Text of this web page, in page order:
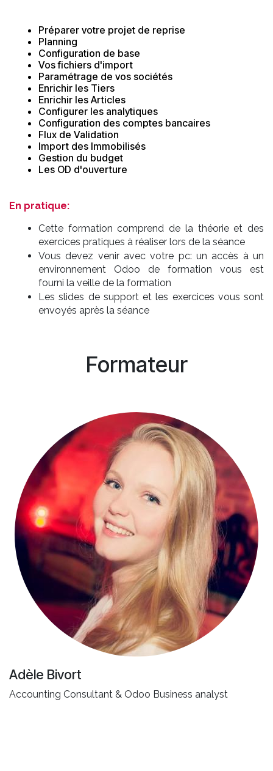
Préparer votre projet de reprise
Planning
Configuration de base
Vos fichiers d'import
Paramétrage de vos sociétés
Enrichir les Tiers
Enrichir les Articles
Configurer les analytiques
Configuration des comptes bancaires
Flux de Validation
Import des Immobilisés
Gestion du budget
Les OD d'ouverture
En pratique:
Cette formation comprend de la théorie et des
exercices pratiques à réaliser lors de la séance
Vous devez venir avec votre pc: un accès à un
environnement Odoo de formation vous est
fourni la veille de la formation
Les slides de support et les exercices vous sont
envoyés après la séance
Formateur
Adèle Bivort
Accounting Consultant & Odoo Business analyst